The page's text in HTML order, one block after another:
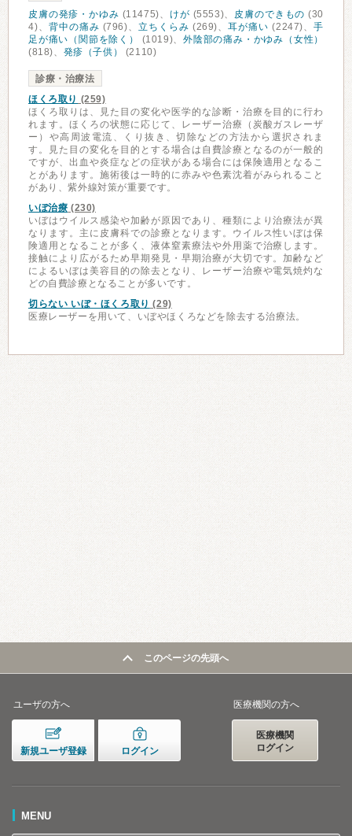
皮膚の発疹・かゆみ (11475)、 けが (5553)、 皮膚のできもの (30
4)、 背中の痛み (796)、立ちくらみ (269)、耳が痛い (2247)、手
足が痛い（関節を除く）
(1019)、外陰部の痛み・かゆみ（女性）
(818)、 発疹（子供） (2110)
診療・治療法
ほくろ取り (259)
ほくろ取りは、見た目の変化や医学的な診断・治療を目的に行わ
れます。ほくろの状態に応じて、レーザー治療（炭酸ガスレーザ
ー）や高周波電流、くり抜き、切除などの方法から選択されま
す。見た目の変化を目的とする場合は自費診療となるのが一般的
ですが、出血や炎症などの症状がある場合には保険適用となるこ
とがあります。施術後は一時的に赤みや色素沈着がみられること
があり、紫外線対策が重要です。
いぼ治療 (230)
いぼはウイルス感染や加齢が原因であり、種類により治療法が異
なります。主に皮膚科での診療となります。ウイルス性いぼは保
険適用となることが多く、液体窒素療法や外用薬で治療します。
接触により広がるため早期発見・早期治療が大切です。加齢など
によるいぼは美容目的の除去となり、レーザー治療や電気焼灼な
どの自費診療となることが多いです。
切らない いぼ・ほくろ取り (29)
医療レーザーを用いて、いぼやほくろなどを除去する治療法。
このページの先頭へ
ユーザの方へ
新規ユーザ登録 ログイン
医療機関の方へ
医療機関
ログイン
MENU